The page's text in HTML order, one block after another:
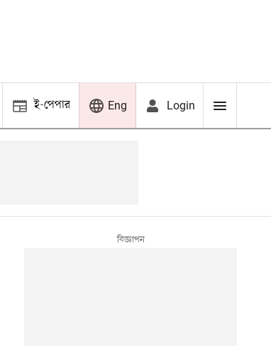
ই-পেপার Eng Login